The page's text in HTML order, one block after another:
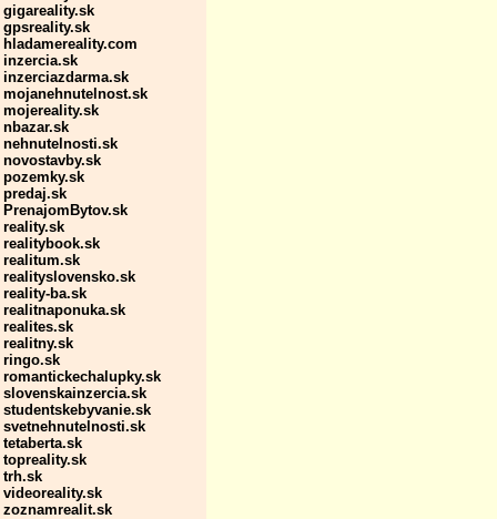
gigareality.sk
gpsreality.sk
hladamereality.com
inzercia.sk
inzerciazdarma.sk
mojanehnutelnost.sk
mojereality.sk
nbazar.sk
nehnutelnosti.sk
novostavby.sk
pozemky.sk
predaj.sk
PrenajomBytov.sk
reality.sk
realitybook.sk
realitum.sk
realityslovensko.sk
reality-ba.sk
realitnaponuka.sk
realites.sk
realitny.sk
ringo.sk
romantickechalupky.sk
slovenskainzercia.sk
studentskebyvanie.sk
svetnehnutelnosti.sk
tetaberta.sk
topreality.sk
trh.sk
videoreality.sk
zoznamrealit.sk